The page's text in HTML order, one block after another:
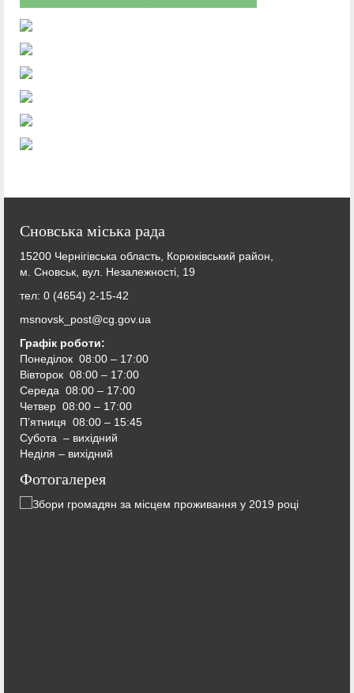
Сновська міська рада
15200 Чернігівська область, Корюківський район,
м. Сновськ, вул. Незалежності, 19
тел: 0 (4654) 2-15-42
msnovsk_post@cg.gov.ua
Графік роботи:
Понеділок 08:00 – 17:00
Вівторок 08:00 – 17:00
Середа 08:00 – 17:00
Четвер 08:00 – 17:00
П’ятниця 08:00 – 15:45
Субота – вихідний
Неділя – вихідний
Фотогалерея